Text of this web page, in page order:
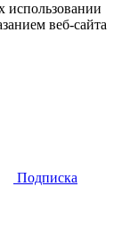
использовании
веб-сайта
Подписка